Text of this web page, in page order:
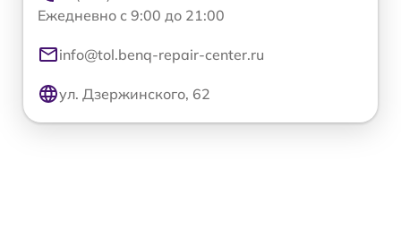
Ежедневно с 9:00 до 21:00
info@tol.benq-repair-center.ru
ул. Дзержинского, 62